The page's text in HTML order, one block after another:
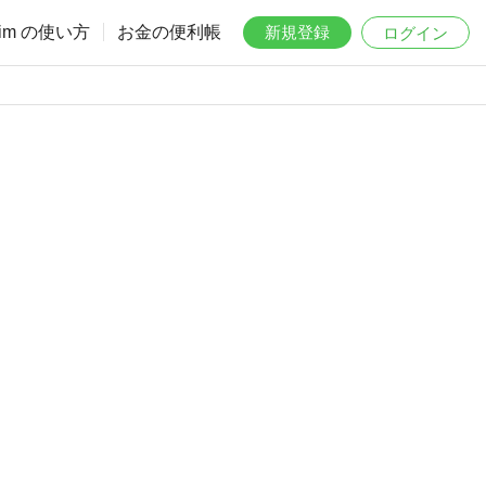
の使い方 お金の便利帳 新規登録 ログイン